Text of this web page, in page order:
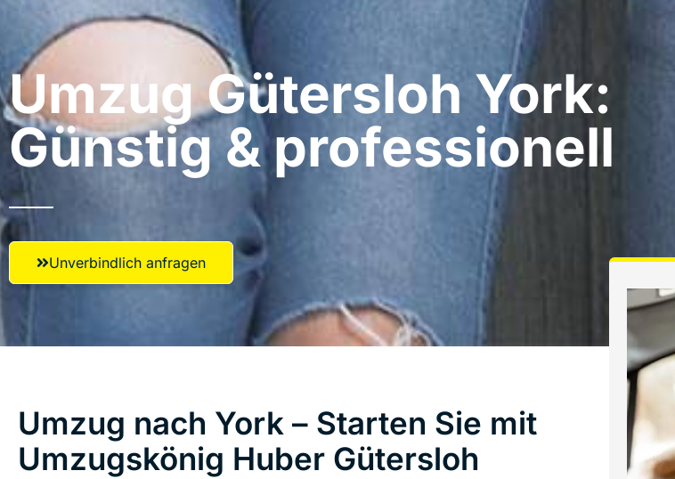
Umzug Gütersloh​ York:
Günstig & professionell​
Unverbindlich anfragen
Umzug nach York – Starten Sie mit
Umzugskönig Huber Gütersloh